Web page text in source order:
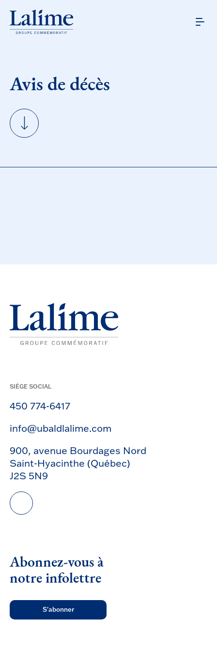
Avis de décès
SIÈGE SOCIAL
450 774-6417
info@ubaldlalime.com
900, avenue Bourdages Nord
Saint-Hyacinthe (Québec)
J2S 5N9
Abonnez-vous à
notre infolettre
S'abonner